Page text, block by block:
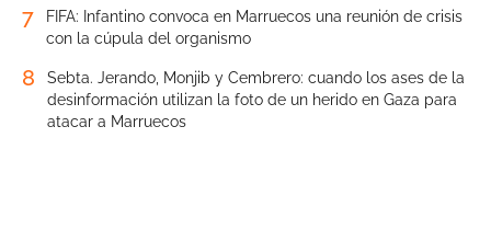
7
FIFA: Infantino convoca en Marruecos una reunión de crisis
con la cúpula del organismo
8
Sebta. Jerando, Monjib y Cembrero: cuando los ases de la
desinformación utilizan la foto de un herido en Gaza para
atacar a Marruecos